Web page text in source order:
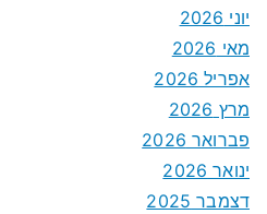
יוני 2026
מאי 2026
אפריל 2026
מרץ 2026
פברואר 2026
ינואר 2026
דצמבר 2025